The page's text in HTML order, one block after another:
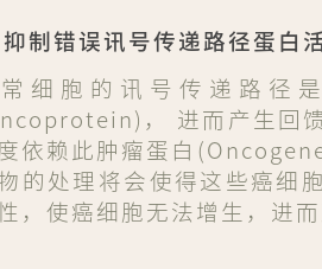
制错误讯号传递路径蛋
细胞的讯号传递路径
， 进而产生回
依赖此肿瘤蛋白
的处理将会使得这些癌细
，使癌细胞无法增生，进